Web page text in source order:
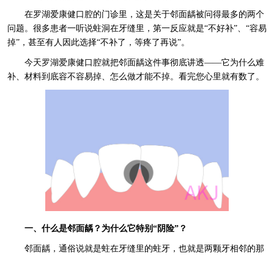
在罗湖爱康健口腔的门诊里，这是关于邻面龋被问得最多的两个
问题。很多患者一听说蛀洞在牙缝里，第一反应就是“不好补”、“容易
掉”，甚至有人因此选择“不补了，等疼了再说”。
今天罗湖爱康健口腔就把邻面龋这件事彻底讲透——它为什么难
补、材料到底容不容易掉、怎么做才能不掉。看完您心里就有数了。
一、什么是邻面龋？为什么它特别“阴险”？
邻面龋，通俗说就是蛀在牙缝里的蛀牙，也就是两颗牙相邻的那